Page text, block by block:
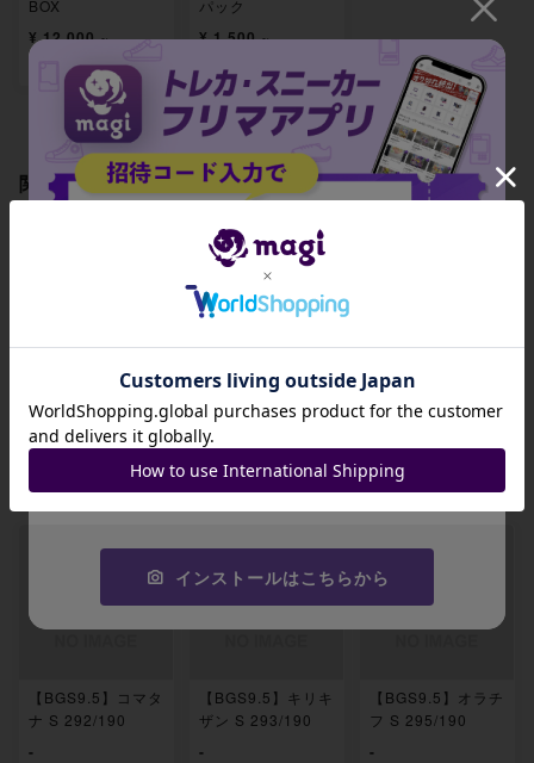
BOX
¥ 12,000 ~
出品数 71
パック
¥ 1,500 ~
出品数 3
関連製品
【BGS9.5】パルデ
アケンタロス S 27
9/190
-
出品数 0
【BGS9.5】ヤミカ
ラス S 288/190
出品数 0
【BGS9.5】マニュ
ーラ S 290/190
出品数 0
【BGS9.5】コマタ
ナ S 292/190
-
【BGS9.5】キリキ
ザン S 293/190
-
【BGS9.5】オラチ
フ S 295/190
-
招待コード
JA9XS8
コピーする
インストールはこちらから